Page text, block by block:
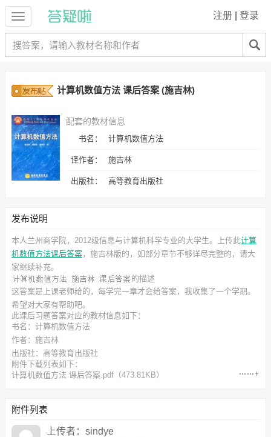
注册 登录
计算机数值方法 课后答案 (施吉林)
配套的教材信息
书名： 计算机数值方法
译作者： 施吉林
出版社： 高等教育出版社
发布说明
本人兰州商学院，2012级信息与计算机科学专业的大学生。上传此计算
机数值方法课后答案，施吉林版的，如部分章节不够详尽完整的，请大
家继续补充。
的描述
这答案是上课老师给的，每学完一章才会给答案，我收集了一个学期。
希望对大家有帮助吧。
此课后习题答案对应的教材信息如下：
书名：计算机数值方法
作者：施吉林
出版社：高等教育出版社
附件下载列表如下：
计算机数值方法 课后答案.pdf （473.81KB）
附件列表
上传者：sindye